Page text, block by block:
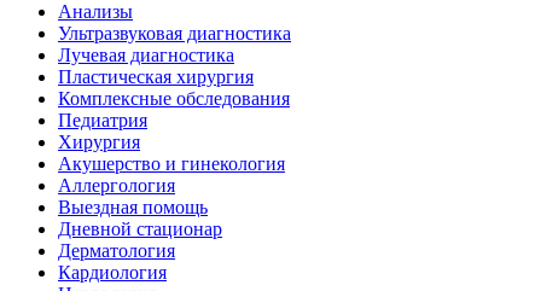
Анализы
Ультразвуковая диагностика
Лучевая диагностика
Пластическая хирургия
Комплексные обследования
Педиатрия
Хирургия
Акушерство и гинекология
Аллергология
Выездная помощь
Дневной стационар
Дерматология
Кардиология